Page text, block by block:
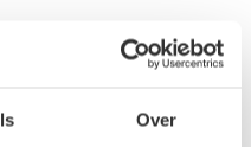
Over
eigen schoenen
ophogen. Dan kan ik